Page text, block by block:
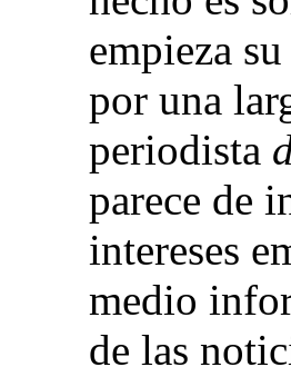
empieza
por una
periodista
parece de
intereses
medio
de las